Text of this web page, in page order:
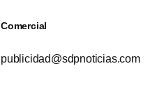
Comercial
publicidad@sdpnoticias.com